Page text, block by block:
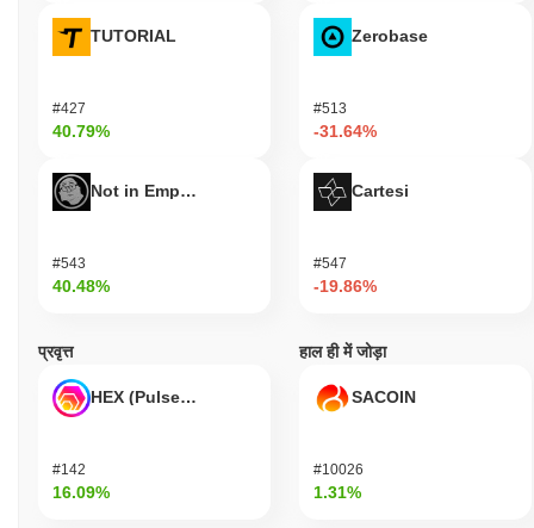
TUTORIAL
#427
40.79%
Not in Employment, Education, or Training
#543
40.48%
Zerobase
#513
-31.64%
Cartesi
#547
-19.86%
प्रवृत्त
HEX (Pulsechain)
#142
16.09%
हाल ही में जोड़ा
SACOIN
#10026
1.31%